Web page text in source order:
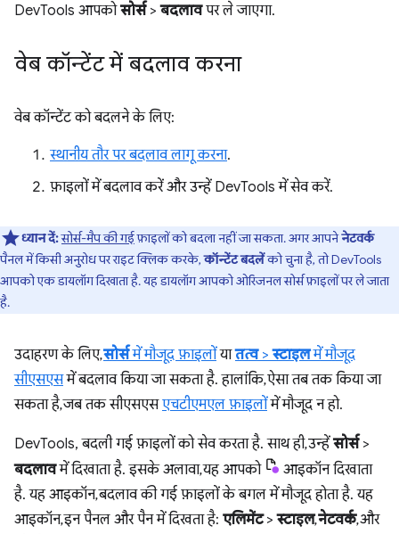
DevTools आपकोसोर्स>बदलावपर ले जाएगा.
वेब कॉन्टेंट में बदलाव करना
वेब कॉन्टेंट को बदलने के लिए:
स्थानीय तौर पर बदलाव लागू करना.
फ़ाइलों में बदलाव करें और उन्हें DevTools में सेव करें.
ध्यान दें:सोर्स-मैप की गईफ़ाइलों को बदला नहीं जा सकता. अगर आपनेनेटवर्क
पैनल में किसी अनुरोध पर राइट क्लिक करके,कॉन्टेंट बदलेंको चुना है, तो DevTools
आपको एक डायलॉग दिखाता है. यह डायलॉग आपको ओरिजनल सोर्स फ़ाइलों पर ले जाता
है.
उदाहरण के लिए,सोर्समें मौजूद फ़ाइलोंयातत्व>स्टाइलमें मौजूद
सीएसएसमें बदलाव किया जा सकता है. हालांकि, ऐसा तब तक किया जा
सकता है, जब तक सीएसएसएचटीएमएल फ़ाइलोंमें मौजूद न हो.
DevTools, बदली गई फ़ाइलों को सेव करता है. साथ ही, उन्हेंसोर्स>
बदलावमें दिखाता है. इसके अलावा, यह आपको
आइकॉन दिखाता
है. यह आइकॉन, बदलाव की गई फ़ाइलों के बगल में मौजूद होता है. यह
आइकॉन, इन पैनल और पैन में दिखता है: एलिमेंट>स्टाइल,नेटवर्क, और